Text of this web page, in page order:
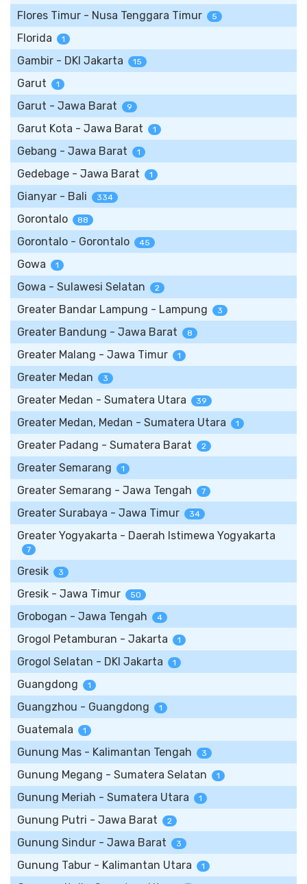
Flores Timur - Nusa Tenggara Timur 5
Florida 1
Gambir - DKI Jakarta 15
Garut 1
Garut - Jawa Barat 9
Garut Kota - Jawa Barat 1
Gebang - Jawa Barat 1
Gedebage - Jawa Barat 1
Gianyar - Bali 334
Gorontalo 88
Gorontalo - Gorontalo 45
Gowa 1
Gowa - Sulawesi Selatan 2
Greater Bandar Lampung - Lampung 3
Greater Bandung - Jawa Barat 8
Greater Malang - Jawa Timur 1
Greater Medan 3
Greater Medan - Sumatera Utara 39
Greater Medan, Medan - Sumatera Utara 1
Greater Padang - Sumatera Barat 2
Greater Semarang 1
Greater Semarang - Jawa Tengah 7
Greater Surabaya - Jawa Timur 34
Greater Yogyakarta - Daerah Istimewa Yogyakarta
7
Gresik 3
Gresik - Jawa Timur 50
Grobogan - Jawa Tengah 4
Grogol Petamburan - Jakarta 1
Grogol Selatan - DKI Jakarta 1
Guangdong 1
Guangzhou - Guangdong 1
Guatemala 1
Gunung Mas - Kalimantan Tengah 3
Gunung Megang - Sumatera Selatan 1
Gunung Meriah - Sumatera Utara 1
Gunung Putri - Jawa Barat 2
Gunung Sindur - Jawa Barat 3
Gunung Tabur - Kalimantan Utara 1